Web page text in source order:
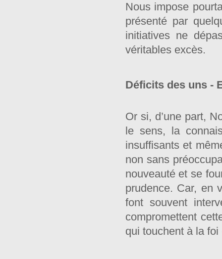
Nous impose
présenté par
initiatives ne
véritables excès.
Déficits des uns -
Or si, d’une part,
le sens, la
insuffisants et
non sans
nouveauté et se
prudence. Car, en
font souvent
compromettent
qui touchent à la